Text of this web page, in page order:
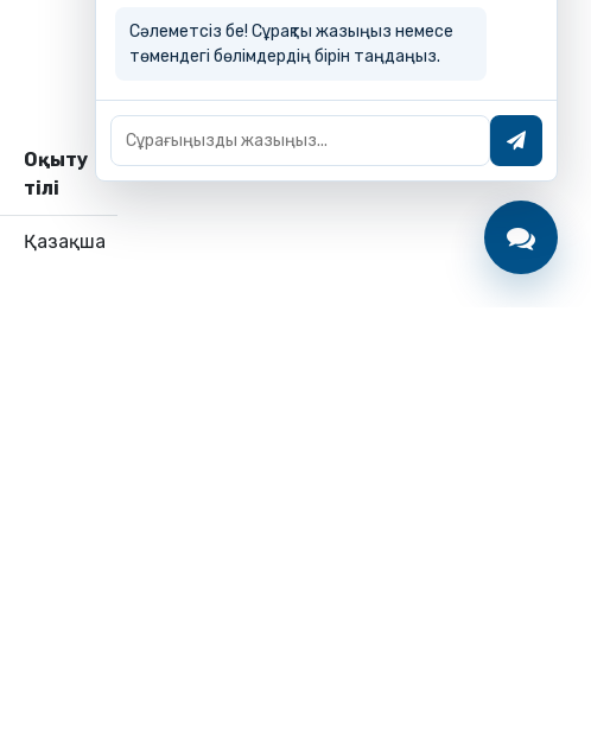
Оқыту
тілі
Қазақша
Сәлеметсіз бе! Сұрақты жазыңыз немесе
төмендегі бөлімдердің бірін таңдаңыз.